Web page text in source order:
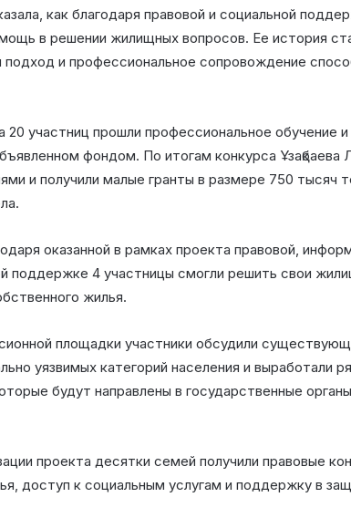
как благодаря правовой и социальной
в решении жилищных вопросов. Ее история
подход и профессиональное сопровождение
20 участниц прошли профессиональное обучение
фондом. По итогам конкурса Ұзақбаева
и получили малые гранты в размере 750 тысяч
оказанной в рамках проекта правовой,
поддержке 4 участницы смогли решить свои
жилья.
площадки участники обсудили
уязвимых категорий населения и выработали
будут направлены в государственные
проекта десятки семей получили правовые
доступ к социальным услугам и поддержку в